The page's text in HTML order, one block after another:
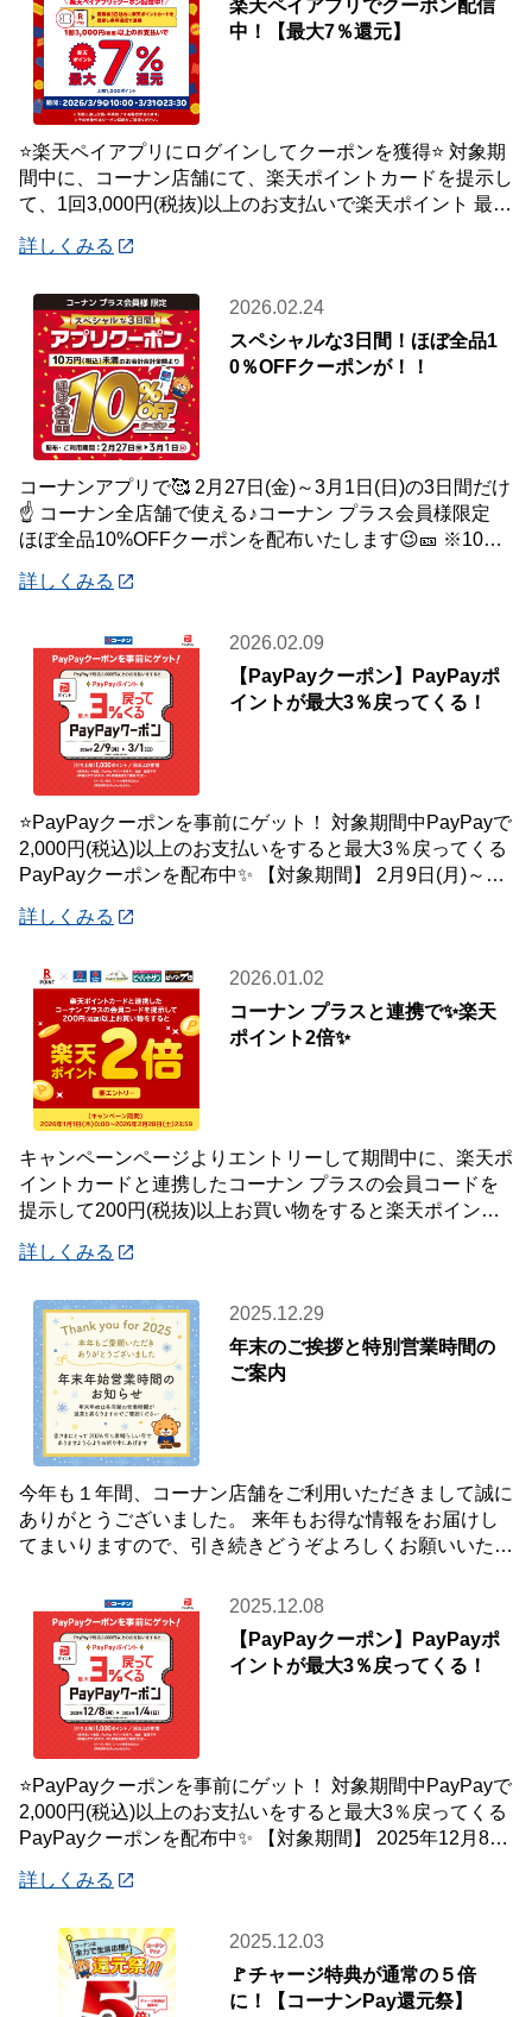
楽天ペイアプリでクーポン配信
中！【最大7％還元】
⭐楽天ペイアプリにログインしてクーポンを獲得⭐ 対象期
間中に、コーナン店舗にて、楽天ポイントカードを提示し
て、1回3,000円(税抜)以上のお支払いで楽天ポイント 最大
詳しくみる
2026.02.24
スペシャルな3日間！ほぼ全品1
0％OFFクーポンが！！
コーナンアプリで🥰 2月27日(金)～3月1日(日)の3日間だけ
☝️ コーナン全店舗で使える♪コーナン プラス会員様限定
ほぼ全品10%OFFクーポンを配布いたします😉🎫 ※10万
詳しくみる
2026.02.09
【PayPayクーポン】PayPayポ
イントが最大3％戻ってくる！
⭐PayPayクーポンを事前にゲット！ 対象期間中PayPayで
2,000円(税込)以上のお支払いをすると最大3％戻ってくる
PayPayクーポンを配布中✨ 【対象期間】 2月9日(月)～3
詳しくみる
2026.01.02
コーナン プラスと連携で✨楽天
ポイント2倍✨
キャンペーンページよりエントリーして期間中に、楽天ポ
イントカードと連携したコーナン プラスの会員コードを
提示して200円(税抜)以上お買い物をすると楽天ポイント2
詳しくみる
2025.12.29
年末のご挨拶と特別営業時間の
ご案内
今年も１年間、コーナン店舗をご利用いただきまして誠に
ありがとうございました。 来年もお得な情報をお届けし
てまいりますので、引き続きどうぞよろしくお願いいたし
2025.12.08
【PayPayクーポン】PayPayポ
イントが最大3％戻ってくる！
⭐PayPayクーポンを事前にゲット！ 対象期間中PayPayで
2,000円(税込)以上のお支払いをすると最大3％戻ってくる
PayPayクーポンを配布中✨ 【対象期間】 2025年12月8日
詳しくみる
2025.12.03
🚩チャージ特典が通常の５倍
に！【コーナンPay還元祭】